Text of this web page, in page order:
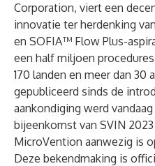
Corporation, viert een
innovatie ter herdenking
en SOFIA™ Flow Plus-
een half miljoen
170 landen en meer dan
gepubliceerd sinds de
aankondiging werd
bijeenkomst van SVIN 2023
MicroVention aanwezig is
Deze bekendmaking is